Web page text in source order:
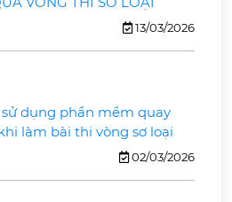
13/03/2026
dụng phần mềm quay
làm bài thi vòng sơ loại
02/03/2026